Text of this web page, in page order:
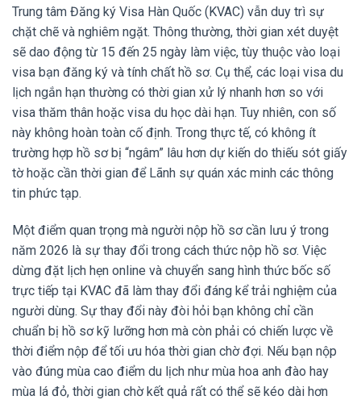
Trung tâm Đăng ký Visa Hàn Quốc (KVAC) vẫn duy trì sự
chặt chẽ và nghiêm ngặt. Thông thường, thời gian xét duyệt
sẽ dao động từ 15 đến 25 ngày làm việc, tùy thuộc vào loại
visa bạn đăng ký và tính chất hồ sơ. Cụ thể, các loại visa du
lịch ngắn hạn thường có thời gian xử lý nhanh hơn so với
visa thăm thân hoặc visa du học dài hạn. Tuy nhiên, con số
này không hoàn toàn cố định. Trong thực tế, có không ít
trường hợp hồ sơ bị “ngâm” lâu hơn dự kiến do thiếu sót giấy
tờ hoặc cần thời gian để Lãnh sự quán xác minh các thông
tin phức tạp.
Một điểm quan trọng mà người nộp hồ sơ cần lưu ý trong
năm 2026 là sự thay đổi trong cách thức nộp hồ sơ. Việc
dừng đặt lịch hẹn online và chuyển sang hình thức bốc số
trực tiếp tại KVAC đã làm thay đổi đáng kể trải nghiệm của
người dùng. Sự thay đổi này đòi hỏi bạn không chỉ cần
chuẩn bị hồ sơ kỹ lưỡng hơn mà còn phải có chiến lược về
thời điểm nộp để tối ưu hóa thời gian chờ đợi. Nếu bạn nộp
vào đúng mùa cao điểm du lịch như mùa hoa anh đào hay
mùa lá đỏ, thời gian chờ kết quả rất có thể sẽ kéo dài hơn